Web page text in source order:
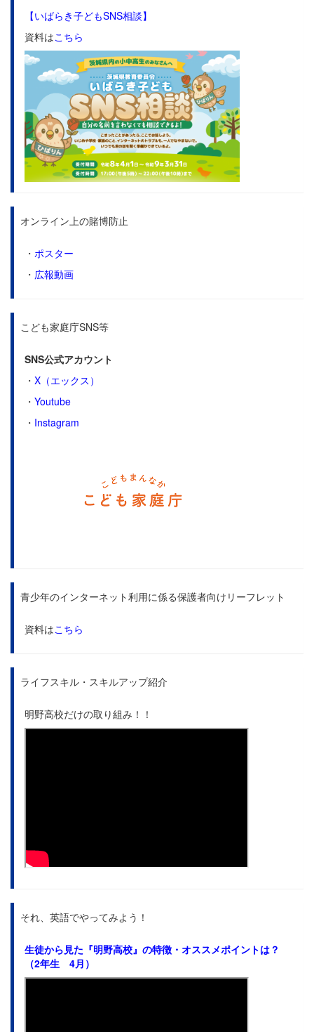
【いばらき子どもSNS相談】
資料はこちら
オンライン上の賭博防止
・ ポスター
・ 広報動画
こども家庭庁SNS等
SNS公式アカウント
・ X（エックス）
・ Youtube
・ Instagram
青少年のインターネット利用に係る保護者向けリーフレット
資料はこちら
ライフスキル・スキルアップ紹介
明野高校だけの取り組み！！
それ、英語でやってみよう！
生徒から見た 『明野高校』の特徴・オススメポイントは？
（2年生 4月）